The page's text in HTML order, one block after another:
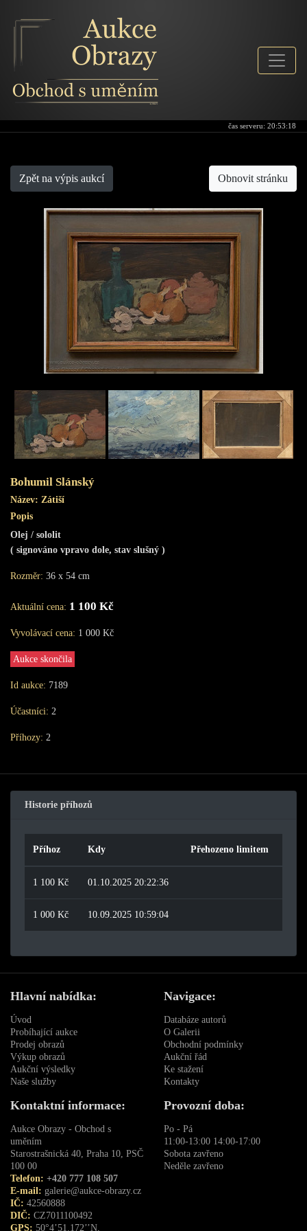
Obchod s uměním
čas serveru: 20:53:18
Zpět na výpis aukcí Obnovit stránku
Bohumil Slánský
Název: Zátiší
Popis
Olej / sololit
( signováno vpravo dole, stav slušný )
Rozměr: 36 x 54 cm
Aktuální cena: 1 100 Kč
Vyvolávací cena: 1 000 Kč
Aukce skončila
Id aukce: 7189
Účastníci: 2
Příhozy: 2
Historie příhozů
Příhoz Kdy Přehozeno limitem
1 100 Kč 01.10.2025 20:22:36
1 000 Kč 10.09.2025 10:59:04
Hlavní nabídka:
Úvod
Probíhající aukce
Prodej obrazů
Výkup obrazů
Aukční výsledky
Naše služby
Navigace:
Databáze autorů
O Galerii
Obchodní podmínky
Aukční řád
Ke stažení
Kontakty
Kontaktní informace:
Aukce Obrazy - Obchod s
uměním
Starostrašnická 40, Praha 10, PSČ
100 00
Telefon: +420 777 108 507
E-mail: galerie@aukce-obrazy.cz
IČ: 42560888
DIČ: CZ7011100492
GPS: 50°4’51.172’’N,
Provozní doba:
Po - Pá
11:00-13:00 14:00-17:00
Sobota zavřeno
Neděle zavřeno